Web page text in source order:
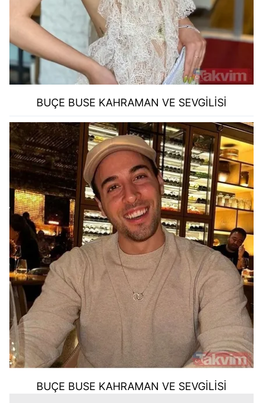
BUÇE BUSE KAHRAMAN VE SEVGİLİSİ
BUÇE BUSE KAHRAMAN VE SEVGİLİSİ